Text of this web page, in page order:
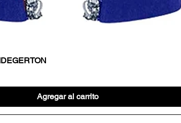
Agregar al carrito